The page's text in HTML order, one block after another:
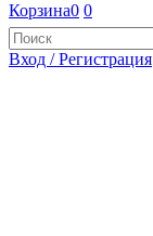
Корзина0 0
Вход / Регистрация